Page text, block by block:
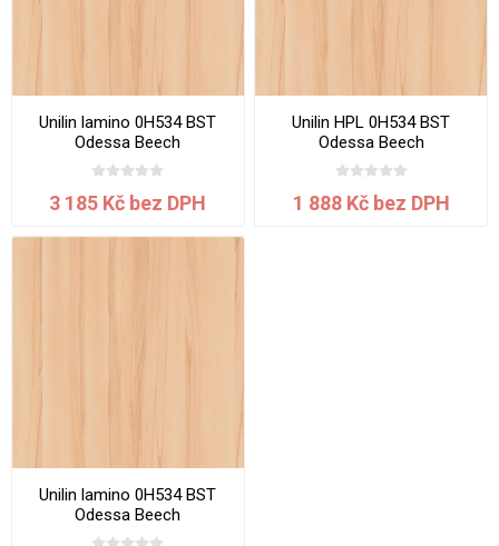
Unilin lamino 0H534 BST
Odessa Beech
2800x2070x19 mm
3 185 Kč bez DPH
Unilin HPL 0H534 BST
Odessa Beech
3050x1300x0.7 mm
1 888 Kč bez DPH
Unilin lamino 0H534 BST
Odessa Beech
2800x2070x18 mm